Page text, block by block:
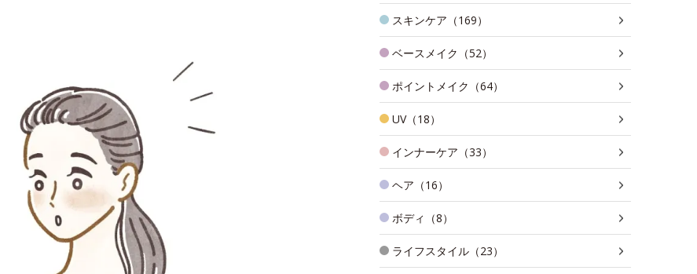
スキンケア（169）
ベースメイク（52）
ポイントメイク（64）
UV（18）
インナーケア（33）
ヘア（16）
ボディ（8）
ライフスタイル（23）